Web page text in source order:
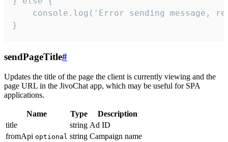
console.log('Error sending message,
}
sendPageTitle#
Updates the title of the page the client is currently viewing and the
page URL in the JivoChat app, which may be useful for SPA
applications.
Name Type
Description
title
string Ad ID
fromApi optional string Campaign name